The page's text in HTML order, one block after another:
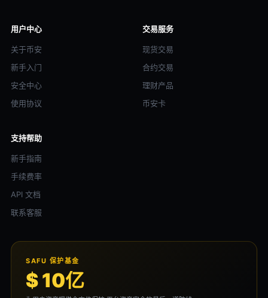
用户中心
关于币安
新手入门
安全中心
使用协议
交易服务
现货交易
合约交易
理财产品
币安卡
支持帮助
新手指南
手续费率
API 文档
联系客服
SAFU 保护基金
$ 10亿